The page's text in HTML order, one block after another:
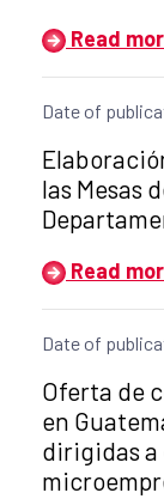
Read
Date of
Title of
las Mesas
Read
Date of
Title of
Oferta de
en
dirigidas a